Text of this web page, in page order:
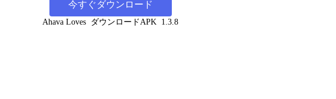
今すぐダウンロード
Ahava Loves ダウンロードAPK 1.3.8